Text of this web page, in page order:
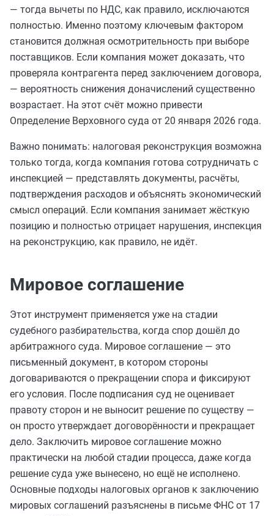
— тогда вычеты по НДС, как правило, исключаются
полностью. Именно поэтому ключевым фактором
становится должная осмотрительность при выборе
поставщиков. Если компания может доказать, что
проверяла контрагента перед заключением договора,
— вероятность снижения доначислений существенно
возрастает. На этот счёт можно привести
Определение Верховного суда от 20 января 2026 года.
Важно понимать: налоговая реконструкция возможна
только тогда, когда компания готова сотрудничать с
инспекцией — представлять документы, расчёты,
подтверждения расходов и объяснять экономический
смысл операций. Если компания занимает жёсткую
позицию и полностью отрицает нарушения, инспекция
на реконструкцию, как правило, не идёт.
Мировое соглашение
Этот инструмент применяется уже на стадии
судебного разбирательства, когда спор дошёл до
арбитражного суда. Мировое соглашение — это
письменный документ, в котором стороны
договариваются о прекращении спора и фиксируют
его условия. После подписания суд не оценивает
правоту сторон и не выносит решение по существу —
он просто утверждает договорённости и прекращает
дело. Заключить мировое соглашение можно
практически на любой стадии процесса, даже когда
решение суда уже вынесено, но ещё не исполнено.
Основные подходы налоговых органов к заключению
мировых соглашений разъяснены в письме ФНС от 17